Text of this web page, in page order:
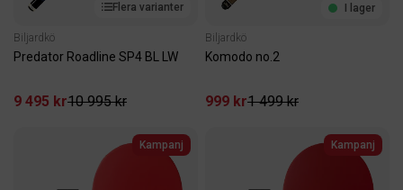
Flera varianter
Biljardkö
Predator Roadline SP4 BL LW
9 495 kr10 995 kr
I lager
Biljardkö
Komodo no.2
999 kr1 499 kr
Kampanj Kampanj